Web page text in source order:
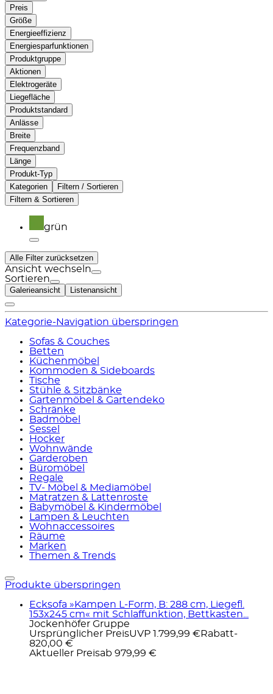
Preis
Größe
Energieeffizienz
Energiesparfunktionen
Produktgruppe
Aktionen
Elektrogeräte
Liegefläche
Produktstandard
Anlässe
Breite
Frequenzband
Länge
Produkt-Typ
Kategorien
Filtern / Sortieren
Filtern & Sortieren
grün
Alle Filter zurücksetzen
Ansicht wechseln
Sortieren
Galerieansicht Listenansicht
Kategorie-Navigation überspringen
Sofas & Couches
Betten
Küchenmöbel
Kommoden & Sideboards
Tische
Stühle & Sitzbänke
Gartenmöbel & Gartendeko
Schränke
Badmöbel
Sessel
Hocker
Wohnwände
Garderoben
Büromöbel
Regale
TV- Möbel & Mediamöbel
Matratzen & Lattenroste
Babymöbel & Kindermöbel
Lampen & Leuchten
Wohnaccessoires
Räume
Marken
Themen & Trends
Produkte überspringen
Ecksofa »Kampen L-Form, B: 288 cm, Liegefl.
153x245 cm« mit Schlaffunktion, Bettkasten...
Jockenhöfer Gruppe
Ursprünglicher PreisUVP 1.799,99 € Rabatt-
820,00 €
Aktueller Preisab 979,99 €